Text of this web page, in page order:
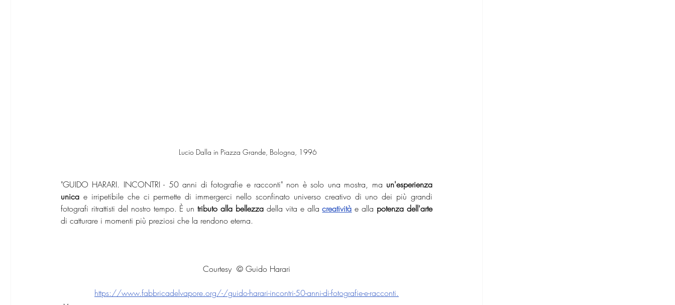
Lucio Dalla in Piazza Grande, Bologna, 1996
"GUIDO HARARI. INCONTRI - 50 anni di fotografie e racconti" non è solo una mostra, ma un'esperienza
unica e irripetibile che ci permette di immergerci nello sconfinato universo creativo di uno dei più grandi
fotografi ritrattisti del nostro tempo. È un tributo alla bellezza della vita e alla creatività e alla
potenza dell'arte
di catturare i momenti più preziosi che la rendono eterna.
Courtesy  © Guido Harari
https://www.fabbricadelvapore.org/-/guido-harari-incontri-50-anni-di-fotografie-e-racconti.